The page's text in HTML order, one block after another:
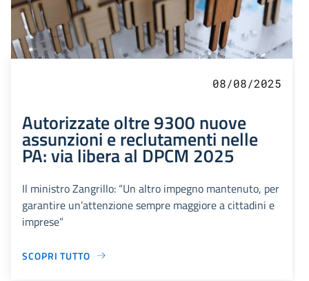
08/08/2025
Autorizzate oltre 9300 nuove
assunzioni e reclutamenti nelle
PA: via libera al DPCM 2025
Il ministro Zangrillo: “Un altro impegno mantenuto, per
garantire un’attenzione sempre maggiore a cittadini e
imprese”
SCOPRI TUTTO